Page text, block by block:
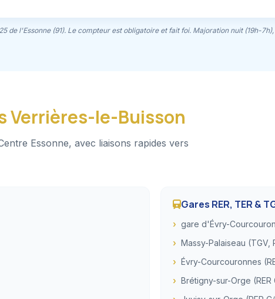
de l'Essonne (91). Le compteur est obligatoire et fait foi. Majoration nuit (19h-
Verrières-le-Buisson
Essonne, avec liaisons rapides vers
Gares RER, TER &
gare d'Évry-
Massy-Palaiseau (TGV,
Évry-Courcouronnes
Brétigny-sur-Orge (RER